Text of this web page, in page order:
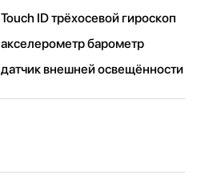
Touch ID трёхосевой гироскоп
акселерометр барометр
датчик внешней освещённости